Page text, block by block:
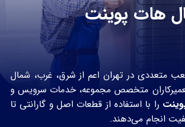
هات پوینت
متعددی در تهران اعم از شرق، غرب، شمال
متخصص مجموعه، خدمات سرویس و
را با استفاده از قطعات اصل و گارانتی تا